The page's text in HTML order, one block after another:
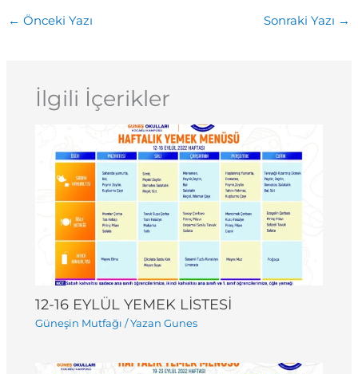
← Önceki Yazı Sonraki Yazı →
İlgili İçerikler
12-16 EYLÜL YEMEK LİSTESİ
Güneşin Mutfağı / Yazan Gunes